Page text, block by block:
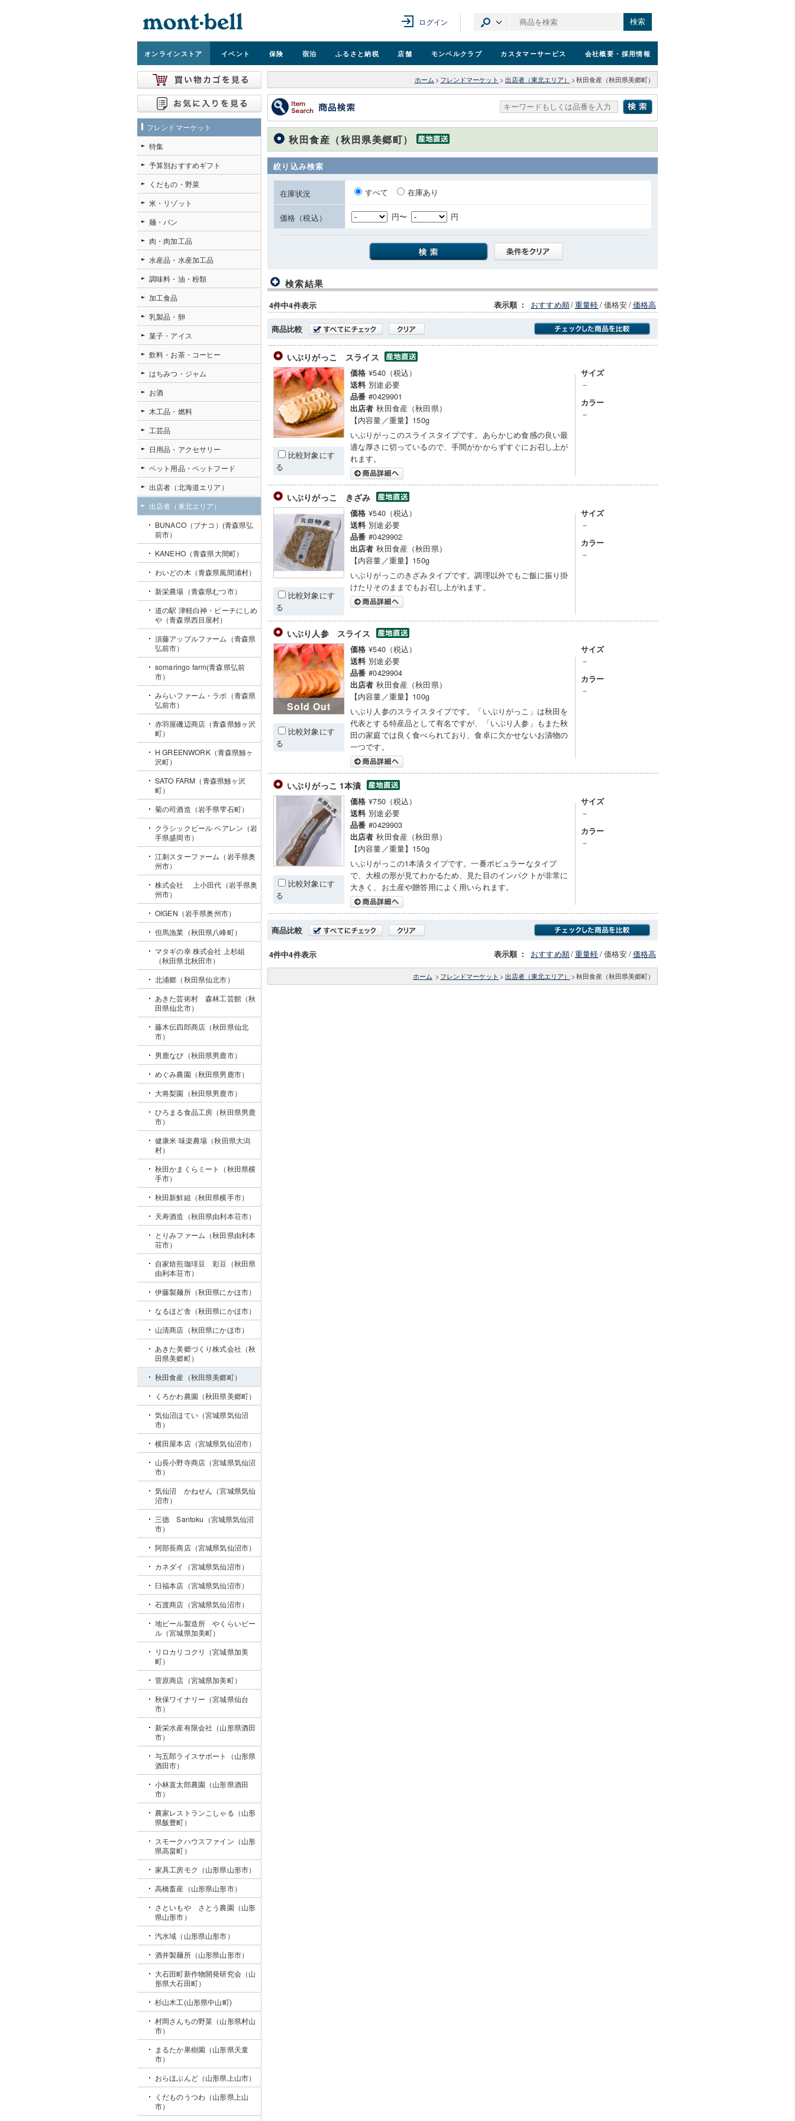
ログイン 検索
オンラインストア イベント 保険 宿泊 ふるさと納税 店舗 モンベルクラブ カスタマーサービス 会社概要 ・採用情報
ホーム > フレンドマーケット > 出店者（東北エリア） > 秋田食産（秋田県美郷町）
秋田食産（秋田県美郷町）
絞り込み検索
在庫状況 すべて 在庫あり
価格（税込） 円〜 円
検索結果
4件中4件表示 表示順 ： おすすめ順/重量軽/価格安/価格高
商品比較
いぶりがっこ スライス
比較対象にす
る
価格 ¥540（税込）
送料 別途必要
品番 #0429901
出店者 秋田食産（秋田県）
【内容量／重量】150g
いぶりがっこのスライスタイプです。あらかじめ食感の良い最
適な厚さに切っているので、手間がかからずすぐにお召し上が
れます。
サイズ
－
カラー
－
いぶりがっこ きざみ
比較対象にす
る
価格 ¥540（税込）
送料 別途必要
品番 #0429902
出店者 秋田食産（秋田県）
【内容量／重量】150g
いぶりがっこのきざみタイプです。調理以外でもご飯に振り掛
けたりそのままでもお召し上がれます。
サイズ
－
カラー
－
いぶり人参 スライス
Sold Out
比較対象にす
る
価格 ¥540（税込）
送料 別途必要
品番 #0429904
出店者 秋田食産（秋田県）
【内容量／重量】100g
いぶり人参のスライスタイプです。「いぶりがっこ」は秋田を
代表とする特産品として有名ですが、「いぶり人参」もまた秋
田の家庭では良く食べられており、食卓に欠かせないお漬物の
一つです。
サイズ
－
カラー
－
いぶりがっこ 1本漬
比較対象にす
る
価格 ¥750（税込）
送料 別途必要
品番 #0429903
出店者 秋田食産（秋田県）
【内容量／重量】150g
いぶりがっこの1本漬タイプです。一番ポピュラーなタイプ
で、大根の形が見てわかるため、見た目のインパクトが非常に
大きく、お土産や贈答用によく用いられます。
サイズ
－
カラー
－
商品比較
4件中4件表示 表示順 ： おすすめ順/重量軽/価格安/価格高
ホーム > フレンドマーケット > 出店者（東北エリア） > 秋田食産（秋田県美郷町）
フレンドマーケット
特集
予算別おすすめギフト
くだもの・野菜
米・リゾット
麺・パン
肉・肉加工品
水産品・水産加工品
調味料・油・粉類
加工食品
乳製品・卵
菓子・アイス
飲料・お茶・コーヒー
はちみつ・ジャム
お酒
木工品・燃料
工芸品
日用品・アクセサリー
ペット用品・ペットフード
出店者（北海道エリア）
出店者（東北エリア）
BUNACO（ブナコ）(青森県弘
前市）
KANEHO（青森県大間町）
わいどの木（青森県風間浦村）
新栄農場（青森県むつ市）
道の駅 津軽白神・ビーチにしめ
や（青森県西目屋村）
須藤アップルファーム（青森県
弘前市）
somaringo farm(青森県弘前
市）
みらいファーム・ラボ（青森県
弘前市）
赤羽屋磯辺商店（青森県鯵ヶ沢
町）
H GREENWORK（青森県鯵ヶ
沢町）
SATO FARM（青森県鯵ヶ沢
町）
菊の司酒造（岩手県雫石町）
クラシックビール ベアレン（岩
手県盛岡市）
江刺スターファーム（岩手県奥
州市）
株式会社 上小田代（岩手県奥
州市）
OIGEN（岩手県奥州市）
但馬漁業（秋田県八峰町）
マタギの幸 株式会社 上杉組
（秋田県北秋田市）
北浦郷（秋田県仙北市）
あきた芸術村 森林工芸館（秋
田県仙北市）
藤木伝四郎商店（秋田県仙北
市）
男鹿なび（秋田県男鹿市）
めぐみ農園（秋田県男鹿市）
大将梨園（秋田県男鹿市）
ひろまる食品工房（秋田県男鹿
市）
健康米 味楽農場（秋田県大潟
村）
秋田かまくらミート（秋田県横
手市）
秋田新鮮組（秋田県横手市）
天寿酒造（秋田県由利本荘市）
とりみファーム（秋田県由利本
荘市）
自家焙煎珈琲豆 彩豆（秋田県
由利本荘市）
伊藤製麺所（秋田県にかほ市）
なるほど舎（秋田県にかほ市）
山清商店（秋田県にかほ市）
あきた美郷づくり株式会社（秋
田県美郷町）
秋田食産（秋田県美郷町）
くろかわ農園（秋田県美郷町）
気仙沼ほてい（宮城県気仙沼
市）
横田屋本店（宮城県気仙沼市）
山長小野寺商店（宮城県気仙沼
市）
気仙沼 かねせん（宮城県気仙
沼市）
三德 Santoku（宮城県気仙沼
市）
阿部長商店（宮城県気仙沼市）
カネダイ（宮城県気仙沼市）
臼福本店（宮城県気仙沼市）
石渡商店（宮城県気仙沼市）
地ビール製造所 やくらいビー
ル（宮城県加美町）
リロカリコクリ（宮城県加美
町）
菅原商店（宮城県加美町）
秋保ワイナリー（宮城県仙台
市）
新栄水産有限会社（山形県酒田
市）
与五郎ライスサポート（山形県
酒田市）
小林直太郎農園（山形県酒田
市）
農家レストランこしゃる（山形
県飯豊町）
スモークハウスファイン（山形
県高畠町）
家具工房モク（山形県山形市）
高橋畜産（山形県山形市）
さといもや さとう農園（山形
県山形市）
汽水域（山形県山形市）
酒井製麺所（山形県山形市）
大石田町新作物開発研究会（山
形県大石田町）
杉山木工(山形県中山町)
村岡さんちの野菜（山形県村山
市）
まるたか果樹園（山形県天童
市）
おらほぶんど（山形県上山市）
くだものうつわ（山形県上山
市）